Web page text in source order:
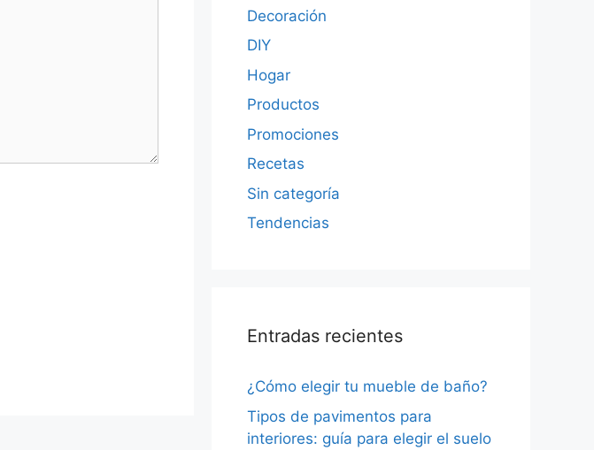
Decoración
DIY
Hogar
Productos
Promociones
Recetas
Sin categoría
Tendencias
Entradas recientes
¿Cómo elegir tu mueble de baño?
Tipos de pavimentos para
interiores: guía para elegir el suelo